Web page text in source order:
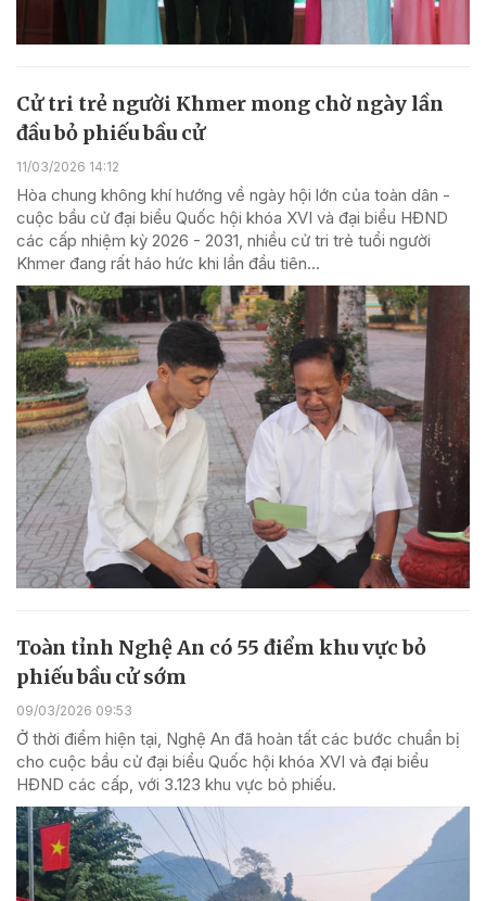
Cử tri trẻ người Khmer mong chờ ngày lần
đầu bỏ phiếu bầu cử
11/03/2026 14:12
Hòa chung không khí hướng về ngày hội lớn của toàn dân -
cuộc bầu cử đại biểu Quốc hội khóa XVI và đại biểu HĐND
các cấp nhiệm kỳ 2026 - 2031, nhiều cử tri trẻ tuổi người
Khmer đang rất háo hức khi lần đầu tiên...
Toàn tỉnh Nghệ An có 55 điểm khu vực bỏ
phiếu bầu cử sớm
09/03/2026 09:53
Ở thời điểm hiện tại, Nghệ An đã hoàn tất các bước chuẩn bị
cho cuộc bầu cử đại biểu Quốc hội khóa XVI và đại biểu
HĐND các cấp, với 3.123 khu vực bỏ phiếu.